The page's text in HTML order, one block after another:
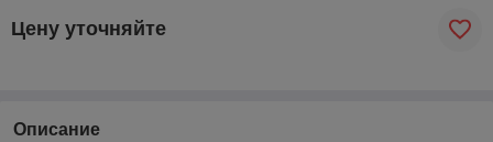
Цену уточняйте
Описание